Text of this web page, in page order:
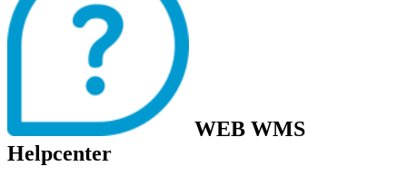
WEB WMS
Helpcenter